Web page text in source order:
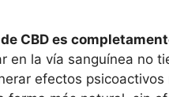
CBD es
en la vía sanguínea no
efectos psicoactivos